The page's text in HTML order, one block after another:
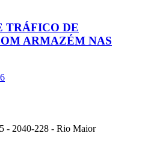
TRÁFICO DE
ARMAZÉM NAS
- 2040-228 - Rio Maior